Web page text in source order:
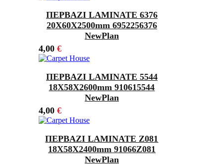
ΠΕΡΒΑΖΙ LAMINATE 6376
20Χ60X2500mm 6952256376
NewPlan
4,00 €
ΠΕΡΒΑΖΙ LAMINATE 5544
18Χ58X2600mm 910615544
NewPlan
4,00 €
ΠΕΡΒΑΖΙ LAMINATE Z081
18Χ58X2400mm 91066Z081
NewPlan